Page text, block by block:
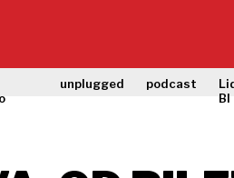
unplugged podcast
BI